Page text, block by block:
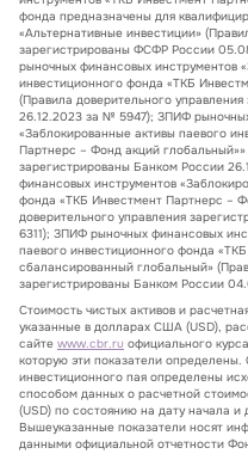
фонда предназначены для
«Альтернативные инвестиции»
зарегистрированы ФСФР России
рыночных финансовых инструментов
инвестиционного фонда «ТКБ
(Правила доверительного
26.12.2023 за № 5947); ЗПИФ
«Заблокированные активы паевого
Партнерс – Фонд акций
зарегистрированы Банком России
финансовых инструментов
фонда «ТКБ Инвестмент Партнерс –
доверительного управления
6311); ЗПИФ рыночных финансовых
паевого инвестиционного фонда
сбалансированный глобальный»
зарегистрированы Банком России
Стоимость чистых активов и
указанные в долларах США (USD),
сайте www.cbr.ru официального
которую эти показатели
инвестиционного пая определены
способом данных о расчетной
(USD) по состоянию на дату начала и
Вышеуказанные показатели носят
данными официальной отчетности